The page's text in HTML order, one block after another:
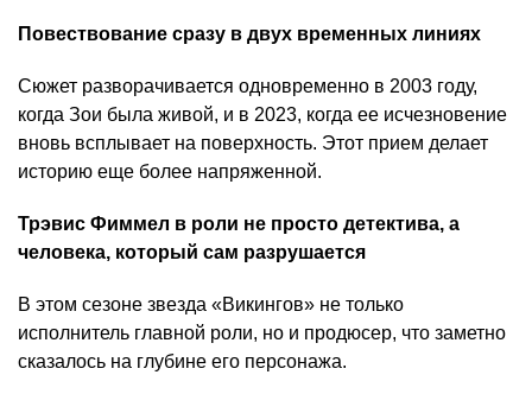
Повествование сразу в двух временных линиях
Сюжет разворачивается одновременно в 2003 году,
когда Зои была живой, и в 2023, когда ее исчезновение
вновь всплывает на поверхность. Этот прием делает
историю еще более напряженной.
Трэвис Фиммел в роли не просто детектива, а
человека, который сам разрушается
В этом сезоне звезда «Викингов» не только
исполнитель главной роли, но и продюсер, что заметно
сказалось на глубине его персонажа.